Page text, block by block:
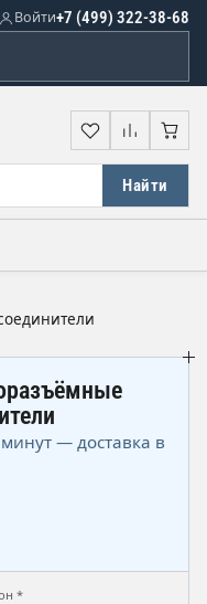
+7 (499) 322-38-68
Войти
Найти
Избранное
— доставка в
*